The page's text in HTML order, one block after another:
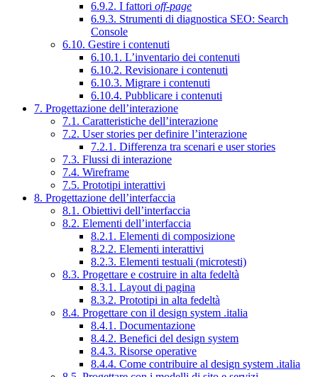
6.9.2. I fattori off-page
6.9.3. Strumenti di diagnostica SEO: Search
Console
6.10. Gestire i contenuti
6.10.1. L’inventario dei contenuti
6.10.2. Revisionare i contenuti
6.10.3. Migrare i contenuti
6.10.4. Pubblicare i contenuti
7. Progettazione dell’interazione
7.1. Caratteristiche dell’interazione
7.2. User stories per definire l’interazione
7.2.1. Differenza tra scenari e user stories
7.3. Flussi di interazione
7.4. Wireframe
7.5. Prototipi interattivi
8. Progettazione dell’interfaccia
8.1. Obiettivi dell’interfaccia
8.2. Elementi dell’interfaccia
8.2.1. Elementi di composizione
8.2.2. Elementi interattivi
8.2.3. Elementi testuali (microtesti)
8.3. Progettare e costruire in alta fedeltà
8.3.1. Layout di pagina
8.3.2. Prototipi in alta fedeltà
8.4. Progettare con il design system .italia
8.4.1. Documentazione
8.4.2. Benefici del design system
8.4.3. Risorse operative
8.4.4. Come contribuire al design system .italia